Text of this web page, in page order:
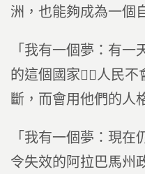
洲，也能夠成為一個
「我有一個夢：有
的這個國家，人民
斷，而會用他們的人
「我有一個夢：現
令失效的阿拉巴馬州